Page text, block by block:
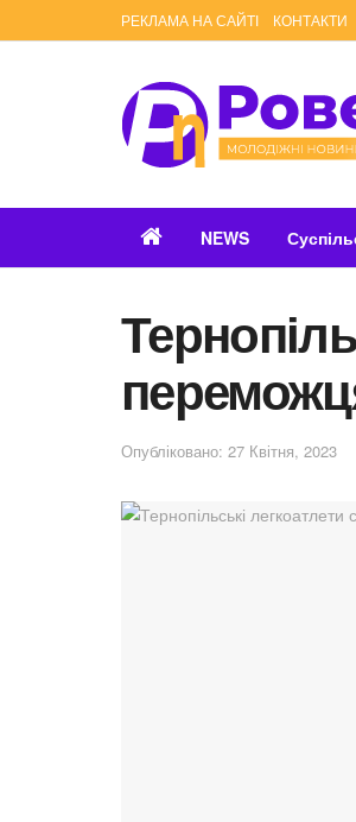
РЕКЛАМА НА САЙТІ КОНТАКТИ
NEWS
Опубліковано: 27 Квітня, 2023